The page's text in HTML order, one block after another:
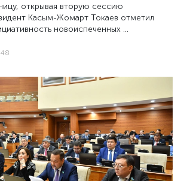
открывая вторую сессию
Касым-Жомарт Токаев отметил
новоиспеченных …